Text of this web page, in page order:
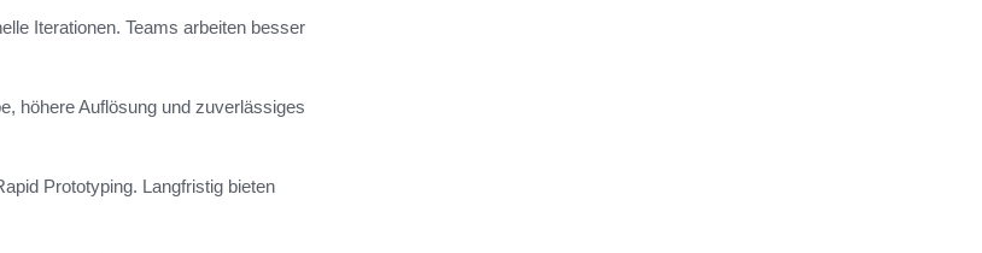
Iterationen. Teams arbeiten besser
höhere Auflösung und zuverlässiges
Prototyping. Langfristig bieten